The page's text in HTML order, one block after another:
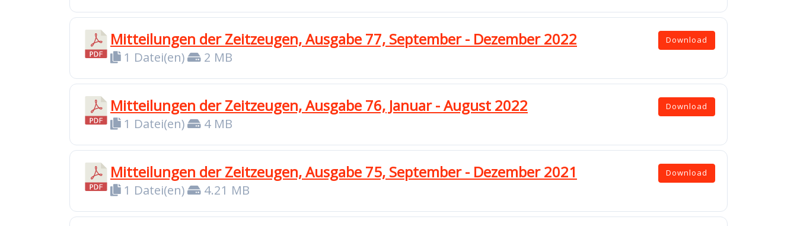
Mitteilungen der Zeitzeugen, Ausgabe 77, September - Dezember 2022
1 Datei(en) 2 MB
Download
Mitteilungen der Zeitzeugen, Ausgabe 76, Januar - August 2022
1 Datei(en) 4 MB
Download
Mitteilungen der Zeitzeugen, Ausgabe 75, September - Dezember 2021
1 Datei(en) 4.21 MB
Download